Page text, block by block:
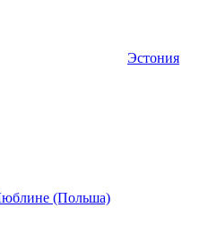
Эстония
(Польша)